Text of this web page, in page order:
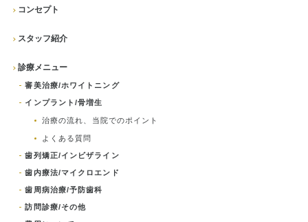
歯科用CT撮影
歯列矯正
コンセプト
スタッフ紹介
診療メニュー
審美治療/ホワイトニング
インプラント/骨増生
治療の流れ、当院でのポイント
よくある質問
歯列矯正/インビザライン
歯内療法/マイクロエンド
歯周病治療/予防歯科
訪問診療/その他